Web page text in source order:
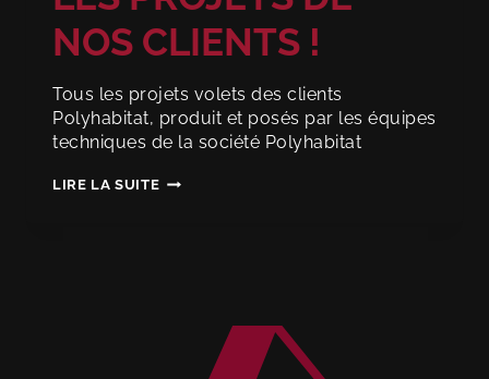
NOS CLIENTS !
Tous les projets volets des clients
Polyhabitat, produit et posés par les équipes
techniques de la société Polyhabitat
LIRE LA SUITE